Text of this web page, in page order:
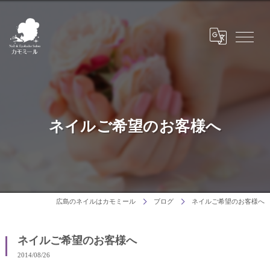
ネイルご希望のお客様へ
広島のネイルはカモミール ブログ ネイルご希望のお客様へ
ネイルご希望のお客様へ
2014/08/26